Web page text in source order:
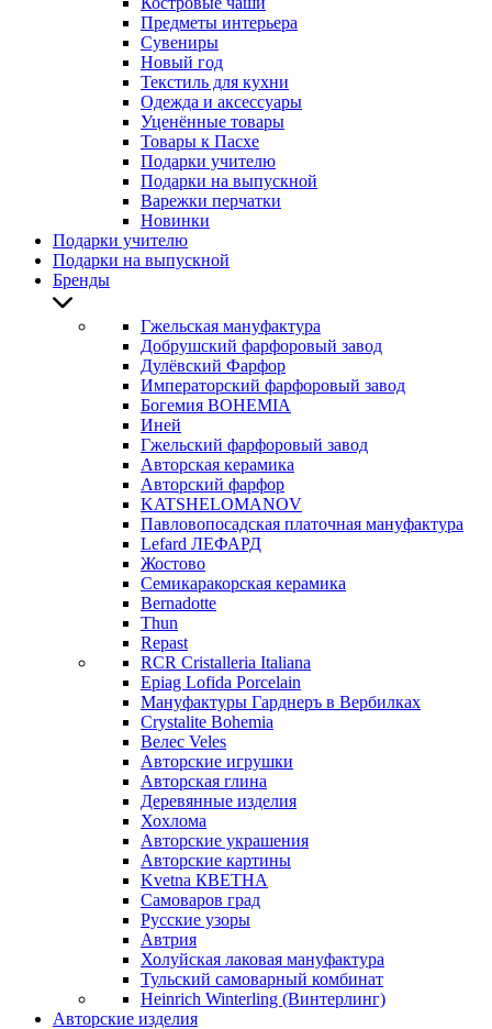
Предметы интерьера
Сувениры
Новый год
Текстиль для кухни
Одежда и аксессуары
Уценённые товары
Товары к Пасхе
Подарки учителю
Подарки на выпускной
Варежки перчатки
Новинки
Подарки учителю
Подарки на выпускной
Бренды
Гжельская мануфактура
Добрушский фарфоровый завод
Дулёвский Фарфор
Императорский фарфоровый завод
Богемия BOHEMIA
Иней
Гжельский фарфоровый завод
Авторская керамика
Авторский фарфор
KATSHELOMANOV
Павловопосадская платочная мануфактура
Lefard ЛЕФАРД
Жостово
Семикаракорская керамика
Bernadotte
Thun
Repast
RCR Cristalleria Italiana
Epiag Lofida Porcelain
Мануфактуры Гарднеръ в Вербилках
Crystalite Bohemia
Велес Veles
Авторские игрушки
Авторская глина
Деревянные изделия
Хохлома
Авторские украшения
Авторские картины
Kvetna КВЕТНА
Самоваров град
Русские узоры
Автрия
Холуйская лаковая мануфактура
Тульский самоварный комбинат
Heinrich Winterling (Винтерлинг)
Авторские изделия